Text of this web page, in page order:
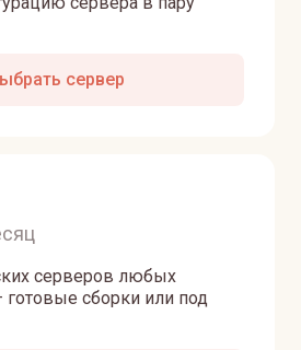
сервер
серверов любых
сборки или под